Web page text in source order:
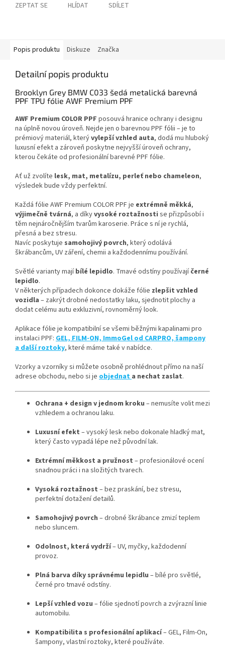
ZEPTAT SE HLÍDAT SDÍLET
Popis produktu Diskuze Značka
Detailní popis produktu
Brooklyn Grey BMW C033 šedá metalická barevná
PPF TPU fólie AWF Premium PPF
AWF Premium COLOR PPF posouvá hranice ochrany i designu
na úplně novou úroveň. Nejde jen o barevnou PPF fólii – je to
prémiový materiál, kterývylepší vzhled auta, dodá mu hluboký
luxusní efekt a zároveň poskytne nejvyšší úroveň ochrany,
kterou čekáte od profesionální barevné PPF fólie.
Ať už zvolíte lesk, mat, metalízu, perleť nebo chameleon,
výsledek bude vždy perfektní.
Každá fólie AWF Premium COLOR PPF je extrémně měkká,
výjimečně tvárná, a díkyvysoké roztažnosti se přizpůsobí i
těm nejnáročnějším tvarům karoserie. Práce s ní je rychlá,
přesná a bez stresu.
Navíc poskytuje samohojivý povrch, který odolává
škrábancům, UV záření, chemii a každodennímu používání.
Světlé varianty majíbílé lepidlo. Tmavé odstíny používajíčerné
lepidlo.
V některých případech dokonce dokáže fólie zlepšit vzhled
vozidla – zakrýt drobné nedostatky laku, sjednotit plochy a
dodat celému autu exkluzivní, rovnoměrný look.
Aplikace fólie je kompatibilní se všemi běžnými kapalinami pro
instalaci PPF: GEL, FILM-ON, ImmoGel od CARPRO, šampony
a další roztoky, které máme také v nabídce.
Vzorky a vzorníky si můžete osobně prohlédnout přímo na naší
adrese obchodu, nebo si je objednata nechat zaslat.
Ochrana + design v jednom kroku – nemusíte volit mezi
vzhledem a ochranou laku.
Luxusní efekt – vysoký lesk nebo dokonale hladký mat,
který často vypadá lépe než původní lak.
Extrémní měkkost a pružnost – profesionálové ocení
snadnou práci i na složitých tvarech.
Vysoká roztažnost – bez praskání, bez stresu,
perfektní dotažení detailů.
Samohojivý povrch – drobné škrábance zmizí teplem
nebo sluncem.
Odolnost, která vydrží– UV, myčky, každodenní
provoz.
Plná barva díky správnému lepidlu – bílé pro světlé,
černé pro tmavé odstíny.
Lepší vzhled vozu – fólie sjednotí povrch a zvýrazní linie
automobilu.
Kompatibilita s profesionální aplikací– GEL, Film-On,
šampony, vlastní roztoky, které používáte.